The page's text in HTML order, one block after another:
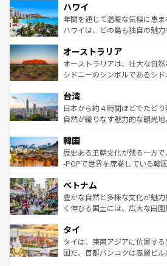
ば市内交通費無料で観光を楽しむこ
着のスイス情報はコンテンツ一
のような巨大都市は、観光、シ
ンメントが詰まった刺激的な
西部には大自然が広がり、グ
部のニューオーリンズでは、音
文化が魅力。旅行者はアメリカ
しみながら、その多様性と豊
ならではの贅沢な旅のスタイルだ。 なお、新着のア
情報はコンテンツ一覧を参照
ハワイ
年間を通じて温暖な気候に恵
ハワイは、どの島も独自の魅
ワイ島は見逃せない。また、定
島だが、静かな自然を求めるな
おすすめ。エメラルドグリー
れるおもてなしの心で訪れる人
人々、おいしいローカルフー
ク、伝統的なフラダンスなど
ワイを、存分に味わってほしい。 なお、新着のハワイ情
はコンテンツ一覧を参照して
オーストラリア
オーストラリアは、壮大な自然
シドニーのシンボルであるシ
リアリーフや大陸中央部にそび
ク）、タスマニアの美しい原
ど、見どころがたくさん。ま
いる。アクティビティも充実し
ビング、ハイキングなど、ア
い。オーストラリアの多彩な
参照してほしい。
台湾
日本から約４時間ほどでたど
自然が織りなす魅力的な観光
ン）、静ひつな山岳地帯である
と山間の静けさが共存してお
驚きをもたらしてくれる。ま
容にもいいと評判のスイーツな
が味わえる。 なお、新着の
照してほしい。
韓国
歴史ある王朝文化が残る一方
-POPで世界を席巻している韓
き、地方に足を延ばせば四季折
できる。そして、キムチや焼
まで、さまざまな韓国料理が
リティに包まれながら、韓国の
わってみてほしい
覧を参照してほしい。
ベトナム
豊かな自然と多様な文化が魅
く伸びる国土には、広大な田
急速な発展と共に伝統が息づく
ーチミン市のフランス統治時
醸し出している。また、バラ
タイ
タイは、東南アジアに位置す
国だ。首都バンコクは高層ビ